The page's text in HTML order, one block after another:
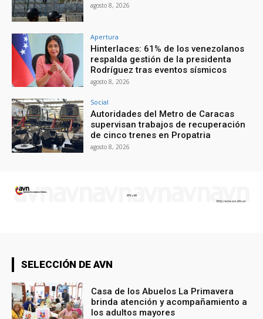
agosto 8, 2026
Apertura
Hinterlaces: 61% de los venezolanos
respalda gestión de la presidenta
Rodríguez tras eventos sísmicos
agosto 8, 2026
Social
Autoridades del Metro de Caracas
supervisan trabajos de recuperación
de cinco trenes en Propatria
agosto 8, 2026
SELECCIÓN DE AVN
Casa de los Abuelos La Primavera
brinda atención y acompañamiento a
los adultos mayores